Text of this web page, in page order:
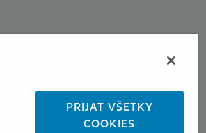
PRIJAŤ VŠETKY
COOKIES